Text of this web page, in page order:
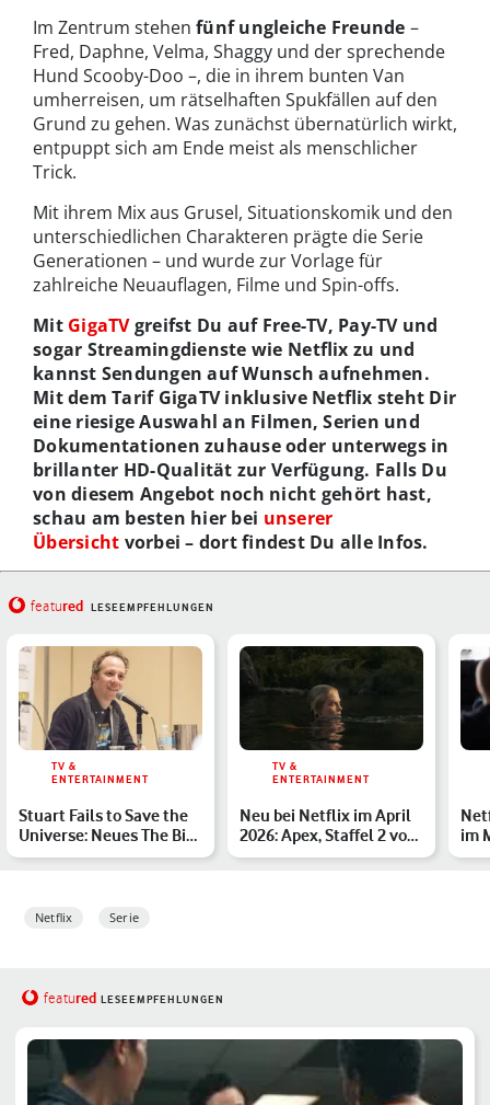
Im Zentrum stehen fünf ungleiche Freunde –
Fred, Daphne, Velma, Shaggy und der sprechende
Hund Scooby-Doo –, die in ihrem bunten Van
umherreisen, um rätselhaften Spukfällen auf den
Grund zu gehen. Was zunächst übernatürlich wirkt,
entpuppt sich am Ende meist als menschlicher
Trick.
Mit ihrem Mix aus Grusel, Situationskomik und den
unterschiedlichen Charakteren prägte die Serie
Generationen – und wurde zur Vorlage für
zahlreiche Neuauflagen, Filme und Spin-offs.
Mit GigaTVgreifst Du auf Free-TV, Pay-TV und
sogar Streamingdienste wie Netflix zu und
kannst Sendungen auf Wunsch aufnehmen.
Mit dem Tarif GigaTV inklusive Netflix steht Dir
eine riesige Auswahl an Filmen, Serien und
Dokumentationen zuhause oder unterwegs in
brillanter HD-Qualität zur Verfügung. Falls Du
von diesem Angebot noch nicht gehört hast,
schau am besten hier bei unserer
Übersicht vorbei – dort findest Du alle Infos.
featured LESEEMPFEHLUNGEN
TV &
ENTERTAINMENT
Stuart Fails to Save the
Universe: Neues The Big
Bang Theory-Spin…
TV &
ENTERTAINMENT
Neu bei Netflix im April
2026: Apex, Staffel 2 von
Running Point …
im
Netflix Serie
featured LESEEMPFEHLUNGEN